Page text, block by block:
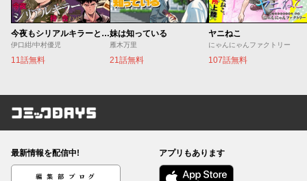
今夜もシリアルキラーと待ち合わせ
伊口紺/中村優児
11話無料
妹は知っている
雁木万里
21話無料
ヤニねこ
にゃんにゃんファクトリー
107話無料
コミックDAYS
最新情報を配信中!
編集部ブログ
アプリもあります